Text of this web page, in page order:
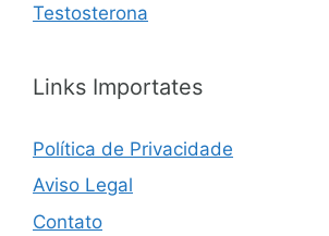
Testosterona
Links Importates
Política de Privacidade
Aviso Legal
Contato